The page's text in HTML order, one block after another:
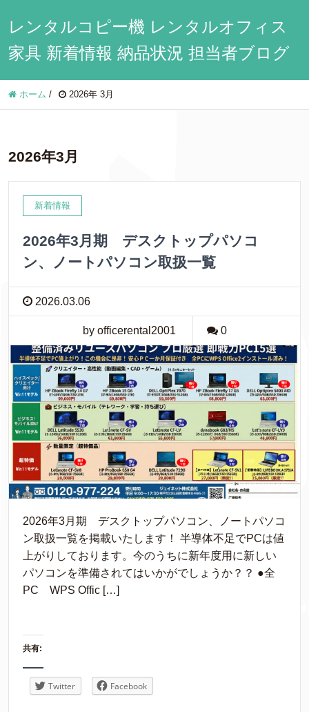
レンタルコピー機 レンタルオフィス
家具 新着情報 納品状況 担当者ブログ
ホーム / 2026年 3月
2026年3月
新着情報
2026年3月期 デスクトップパソコ
ン、ノートパソコン取扱一覧
2026.03.06
by officerental2001 0
2026年3月期 デスクトップパソコン、ノートパソコ
ン取扱一覧を掲載いたします！ 半導体不足でPCは値
上がりしております。今のうちに新年度用に新しい
パソコンを準備されてはいかがでしょうか？？ ●全
PC WPS Offic […]
共有:
Twitter Facebook